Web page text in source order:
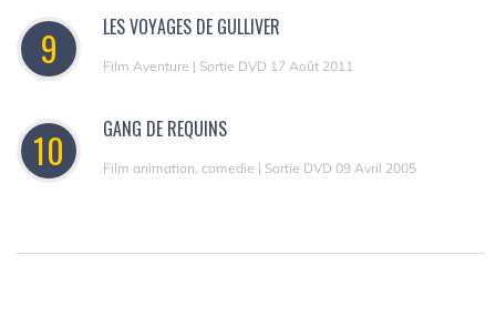
9 LES VOYAGES DE GULLIVER
Film Aventure | Sortie DVD 17 Août 2011
10 GANG DE REQUINS
Film animation, comedie | Sortie DVD 09 Avril 2005